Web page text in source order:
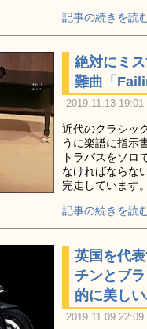
記事の続きを読
絶対にミ
難曲「
2019.11.13
近代のクラシッ
うに楽譜に指示
トラバスをソロ
なければならな
完走しています
記事の続きを読
英国を代
チンとブ
的に美し
2019.11.09